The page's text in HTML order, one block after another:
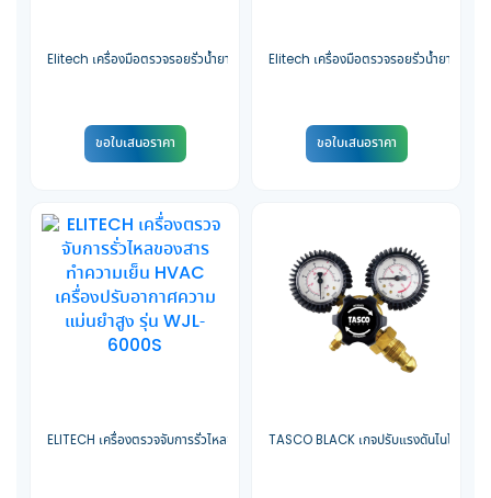
Elitech เครื่องมือตรวจรอยรั่วน้ำยาแอร์ รุ่น Inframate S
ขอใบเสนอราคา
Elitech เครื่องมือตรวจรอยรั่วน้ำยาแอร์ รุ่
ขอใบเสนอราคา
ELITECH เครื่องตรวจจับการรั่วไหลของสารทำความเย็น HVAC รุ่น WJL-6000S
TASCO BLACK เกจปรับแรงดันไนโตรเจ